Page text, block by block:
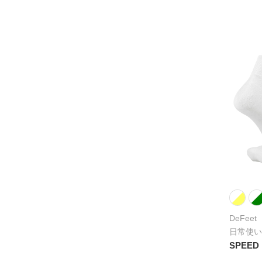
DeFeet
日常使
SPEED